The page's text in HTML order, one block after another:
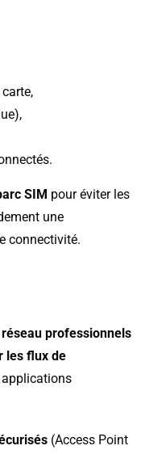
SIM pour éviter les
une
connectivité.
professionnels
les flux de
applications
(Access Point